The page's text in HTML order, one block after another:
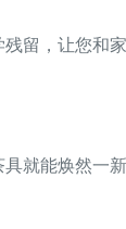
留，让您和
就能焕然一